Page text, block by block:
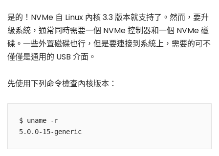
是的！NVMe 自 Linux 內核 3.3 版本就支持了。然而，要升
級系統，通常同時需要一個 NVMe 控制器和一個 NVMe 磁
碟。一些外置磁碟也行，但是要連接到系統上，需要的可不
僅僅是通用的 USB 介面。
先使用下列命令檢查內核版本：
$ uname -r
5.0.0-15-generic